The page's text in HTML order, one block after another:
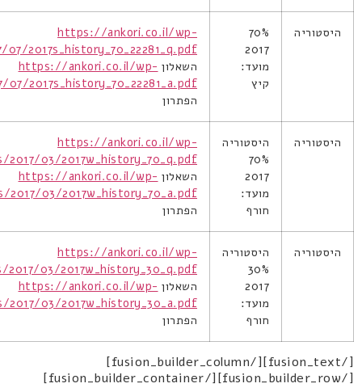
היסטוריה
70%
2017
מועד:
קיץ
https://ankori.co.il/wp-
2017s_history_70_22281_q.pdf
השאלון https://ankori.co.il/wp-
2017s_history_70_22281_a.pdf
הפתרון
היסטוריה
היסטוריה
70%
2017
מועד:
חורף
https://ankori.co.il/wp-
03/2017w_history_70_q.pdf
השאלון https://ankori.co.il/wp-
03/2017w_history_70_a.pdf
הפתרון
היסטוריה
היסטוריה
30%
2017
מועד:
חורף
https://ankori.co.il/wp-
03/2017w_history_30_q.pdf
השאלון https://ankori.co.il/wp-
03/2017w_history_30_a.pdf
הפתרון
[/fusion_text][/fusion_builder_column]
[/fusion_builder_row][/fusion_builder_container]